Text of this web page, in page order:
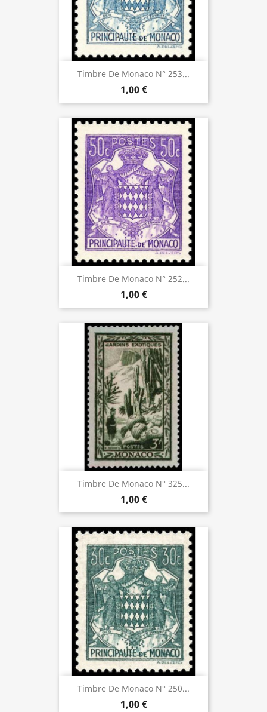
Timbre De Monaco N° 253...
1,00 €
Timbre De Monaco N° 252...
1,00 €
Timbre De Monaco N° 325...
1,00 €
Timbre De Monaco N° 250...
1,00 €